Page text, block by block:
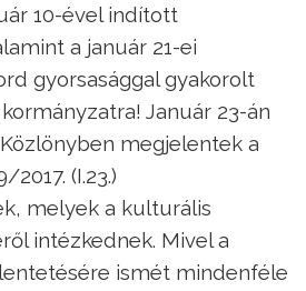
10-ével indított
a január 21-ei
gyorsasággal gyakorolt
Január 23-án
megjelentek a
2017. (I.23.)
melyek a kulturális
intézkednek. Mivel a
ismét mindenféle